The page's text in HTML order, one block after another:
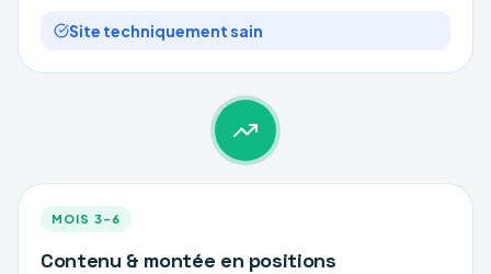
Site techniquement sain
MOIS 3–6
Contenu & montée en positions